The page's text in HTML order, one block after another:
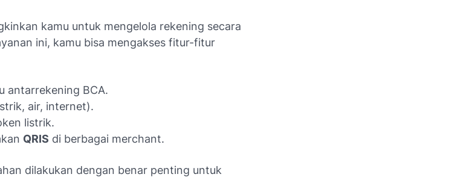
kamu untuk mengelola rekening secara
ini, kamu bisa mengakses fitur-fitur
antarrekening BCA.
air, internet).
listrik.
QRIS di berbagai merchant.
dilakukan dengan benar penting untuk